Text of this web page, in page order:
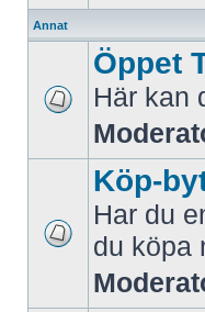
Annat
Öppet
Här kan
Köp-
Har du
du köpa